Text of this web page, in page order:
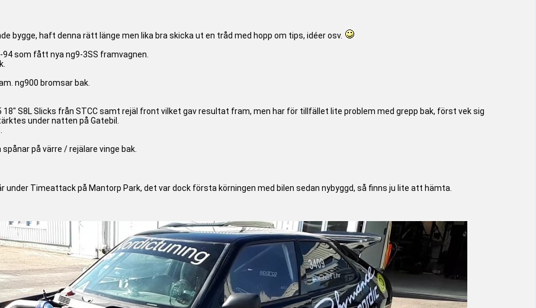
bygge, haft denna rätt länge men lika bra skicka ut en tråd med hopp om tips, idéer osv.
som fått nya ng9-3SS framvagnen.
ng900 bromsar bak.
18" S8L Slicks från STCC samt rejäl front vilket gav resultat fram, men har för tillfället lite problem med grepp bak, först vek sig
under natten på Gatebil.
på värre / rejälare vinge bak.
under Timeattack på Mantorp Park, det var dock första körningen med bilen sedan nybyggd, så finns ju lite att hämta.